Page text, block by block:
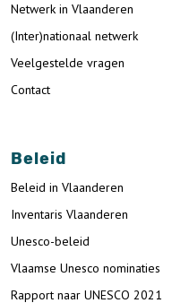
Netwerk in Vlaanderen
(Inter)nationaal netwerk
Veelgestelde vragen
Contact
Beleid
Beleid in Vlaanderen
Inventaris Vlaanderen
Unesco-beleid
Vlaamse Unesco nominaties
Rapport naar UNESCO 2021